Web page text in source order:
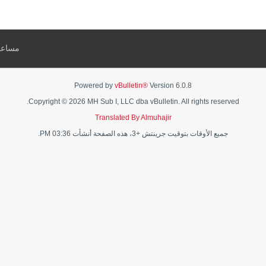
Powered by vBulletin® Version 6.0.8
Copyright © 2026 MH Sub I, LLC dba vBulletin. All rights reserved.
Translated By Almuhajir
جميع الأوقات بتوقيت جرينتش +3، هذه الصفحة أنشأت 03:36 PM.